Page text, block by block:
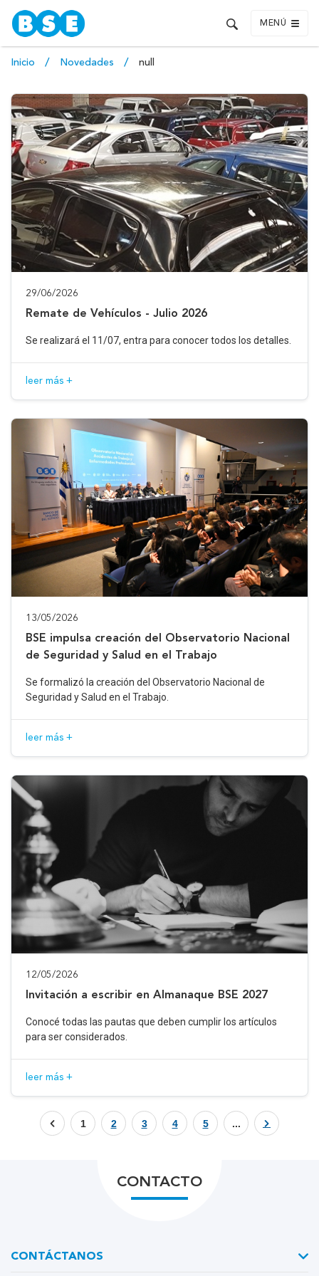
MENÚ
Inicio Novedades null
29/06/2026
Remate de Vehículos - Julio 2026
Se realizará el 11/07, entra para conocer todos los detalles.
leer más +
13/05/2026
BSE impulsa creación del Observatorio Nacional
de Seguridad y Salud en el Trabajo
Se formalizó la creación del Observatorio Nacional de
Seguridad y Salud en el Trabajo.
leer más +
12/05/2026
Invitación a escribir en Almanaque BSE 2027
Conocé todas las pautas que deben cumplir los artículos
para ser considerados.
leer más +
1 2 3 4 5 ...
CONTACTO
CONTÁCTANOS